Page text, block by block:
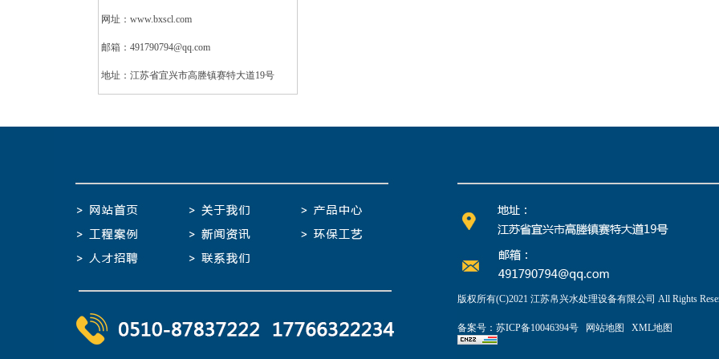
网址：www.bxscl.com
邮箱：491790794@qq.com
地址：江苏省宜兴市高塍镇赛特大道19号
版权所有(C)2021 江苏帛兴水处理设备有限公司 All Rights
备案号： 苏ICP备10046394号 网站地图 XML地图